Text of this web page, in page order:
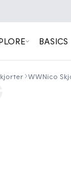
BASICS
WWNico
slide